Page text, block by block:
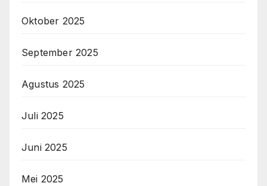
Oktober 2025
September 2025
Agustus 2025
Juli 2025
Juni 2025
Mei 2025